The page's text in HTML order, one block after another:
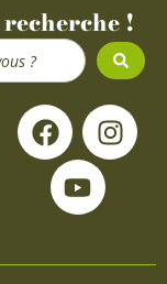
!
F
a
c
e
o
I
n
s
g
Y
o
u
t
u
b